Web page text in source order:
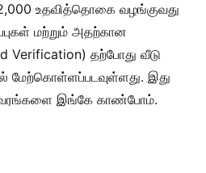
உதவித்தொகை வழங்குவது
மற்றும் அதற்கான
Verification) தற்போது வீடு
மேற்கொள்ளப்படவுள்ளது. இது
இங்கே காண்போம்.